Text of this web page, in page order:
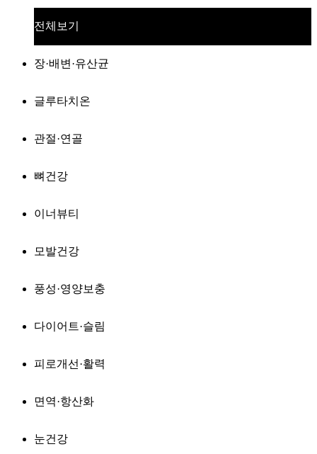
전체보기
장·배변·유산균
글루타치온
관절·연골
뼈건강
이너뷰티
모발건강
풍성·영양보충
다이어트·슬림
피로개선·활력
면역·항산화
눈건강